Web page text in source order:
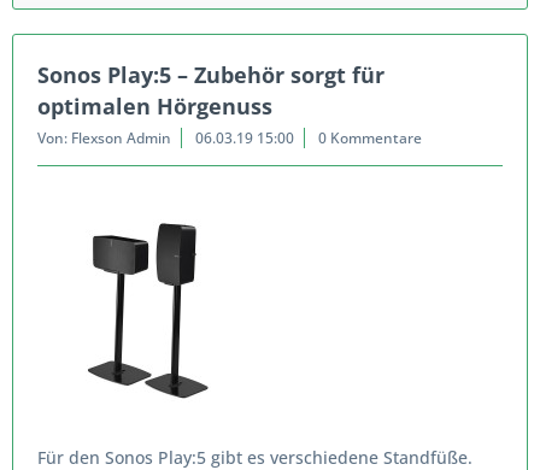
Sonos Play:5 – Zubehör sorgt für
optimalen Hörgenuss
Von: Flexson Admin 06.03.19 15:00 0 Kommentare
Für den Sonos Play:5 gibt es verschiedene Standfüße.